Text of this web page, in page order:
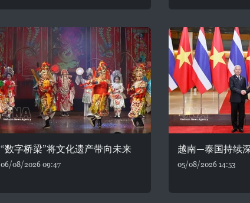
“数字桥梁”将文化遗产带向未来
06/08/2026 09:47
越南—泰国持续
05/08/2026 14:53